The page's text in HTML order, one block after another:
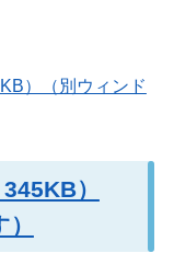
）（別ウィンド
）